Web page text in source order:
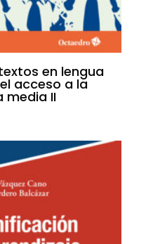
en lengua
acceso a la
media II